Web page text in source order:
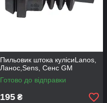
Пильовик штока кулісиLanos,
Ланос,Sens, Сенс GM
Готово до відправки
195 ₴